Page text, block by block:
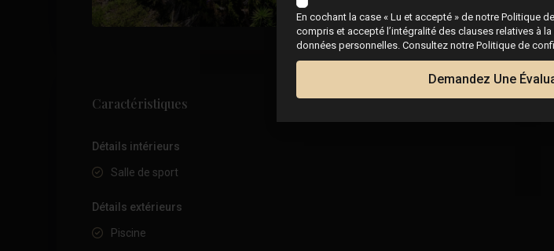
Caractéristiques
Détails intérieurs
Salle de sport
Détails extérieurs
Piscine
En cochant la case « Lu et accepté » de notre Politique
compris et accepté l’intégralité des clauses relatives à
données personnelles. Consultez notre Politique de
Demandez Une